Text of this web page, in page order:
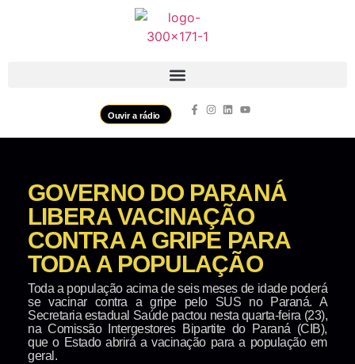
Ouvir a rádio
GOVERNO DO PARANÁ
LIBERA VACINAÇÃO
CONTRA A GRIPE PARA
TODA A POPULAÇÃO
Toda a população acima de seis meses de idade poderá
se vacinar contra a gripe pelo SUS no Paraná. A
Secretaria estadual Saúde pactou nesta quarta-feira (23),
na Comissão Intergestores Bipartite do Paraná (CIB),
que o Estado abrirá a vacinação para a população em
geral.